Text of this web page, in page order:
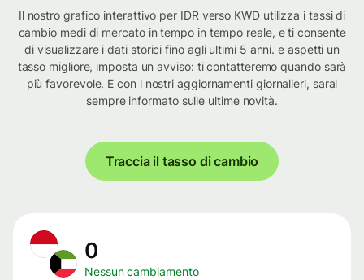
Il nostro grafico interattivo per IDR verso KWD utilizza i tassi di
cambio medi di mercato in tempo in tempo reale, e ti consente
di visualizzare i dati storici fino agli ultimi 5 anni. e aspetti un
tasso migliore, imposta un avviso: ti contatteremo quando sarà
più favorevole. E con i nostri aggiornamenti giornalieri, sarai
sempre informato sulle ultime novità.
Traccia il tasso di cambio
0
Nessun cambiamento